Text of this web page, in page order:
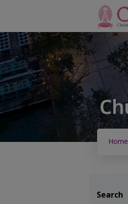
Home
Search